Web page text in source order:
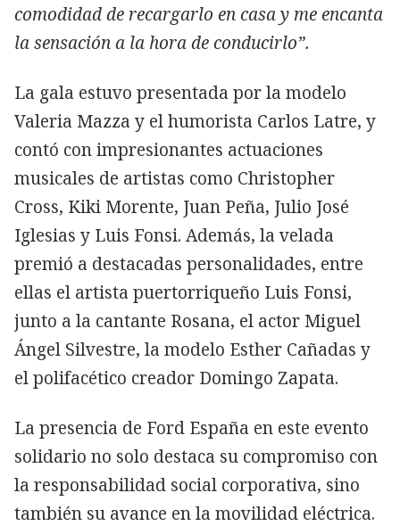
comodidad de recargarlo en casa y me encanta
la sensación a la hora de conducirlo”.
La gala estuvo presentada por la modelo
Valeria Mazza y el humorista Carlos Latre, y
contó con impresionantes actuaciones
musicales de artistas como Christopher
Cross, Kiki Morente, Juan Peña, Julio José
Iglesias y Luis Fonsi. Además, la velada
premió a destacadas personalidades, entre
ellas el artista puertorriqueño Luis Fonsi,
junto a la cantante Rosana, el actor Miguel
Ángel Silvestre, la modelo Esther Cañadas y
el polifacético creador Domingo Zapata.
La presencia de Ford España en este evento
solidario no solo destaca su compromiso con
la responsabilidad social corporativa, sino
también su avance en la movilidad eléctrica.